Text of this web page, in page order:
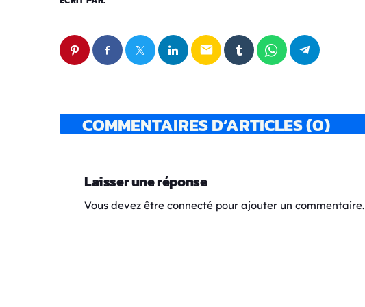
email
COMMENTAIRES D’ARTICLES (0)
Laisser une réponse
Vous devez être connecté pour ajouter un commentaire.